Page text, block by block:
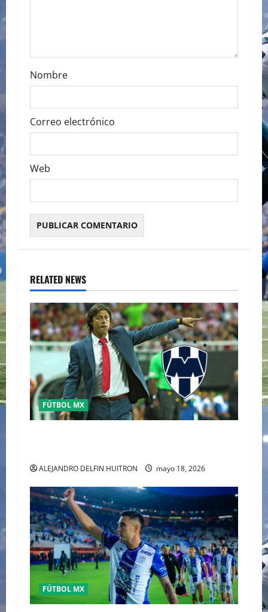
Nombre
Correo electrónico
Web
RELATED NEWS
FÚTBOL MX
ALEJANDRO DELFIN HUITRON mayo 18, 2026
FÚTBOL MX